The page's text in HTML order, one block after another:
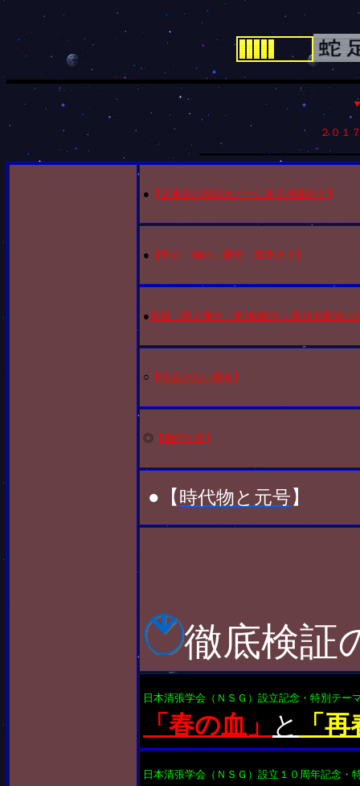
２０１
● 【文庫本の表紙カバーに見る清張紹介 】
● 【帯の「極小」研究 腰巻き？ 】
● 月報（第２期分：第1回配本～第18回配本の
○ 【作品のない題名 】
◎ 【難読な題 】
●【時代物と元号】
徹底検証
日本清張学会（ＮＳＧ）設立記念・特別テー
「春の血」 と 「
日本清張学会（ＮＳＧ）設立１０周年記念・